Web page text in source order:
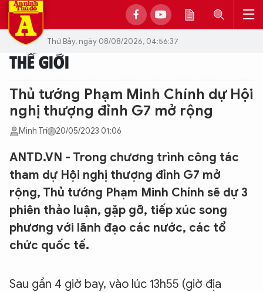
Thứ Bảy, ngày 08/08/2026, 04:56:37
THẾ GIỚI
Thủ tướng Phạm Minh Chính dự Hội
nghị thượng đỉnh G7 mở rộng
Minh Trí 20/05/2023 01:06
ANTD.VN - Trong chương trình công tác
tham dự Hội nghị thượng đỉnh G7 mở
rộng, Thủ tướng Phạm Minh Chính sẽ dự 3
phiên thảo luận, gặp gỡ, tiếp xúc song
phương với lãnh đạo các nước, các tổ
chức quốc tế.
Sau gần 4 giờ bay, vào lúc 13h55 (giờ địa